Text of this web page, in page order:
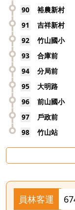
90 裕農新村
91 吉祥新村
92 竹山國小
93 合庫前
94 分局前
95 大明路
96 前山國小
97 戶政前
98 竹山站
員林客運